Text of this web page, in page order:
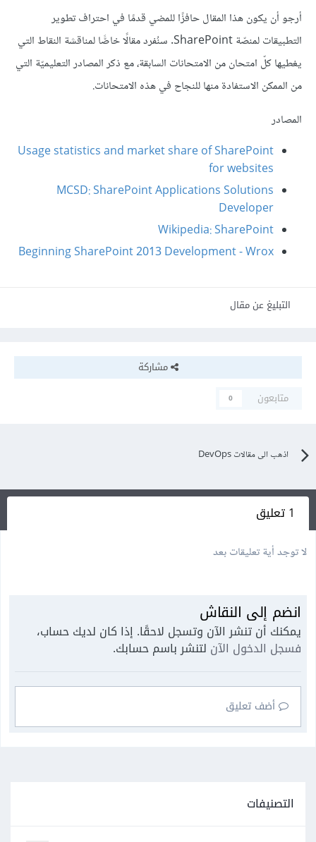
أرجو أن يكون هذا المقال حافزًا للمضي قدمًا في احتراف تطوير
التطبيقات لمنصّة SharePoint. سنُفرد مقالًا خاصًّا لمناقشة النقاط التي
يغطيها كلّ امتحان من الامتحانات السابقة، مع ذكر المصادر التعليميّة التي
من الممكن الاستفادة منها للنجاح في هذه الامتحانات.
المصادر
Usage statistics and market share of SharePoint
for websites
MCSD: SharePoint Applications Solutions
Developer
Wikipedia: SharePoint
Beginning SharePoint 2013 Development - Wrox
التبليغ عن مقال
مشاركة
متابعون
0
اذهب الى مقالات DevOps
1 تعليق
لا توجد أية تعليقات بعد
انضم إلى النقاش
يمكنك أن تنشر الآن وتسجل لاحقًا. إذا كان لديك حساب،
فسجل الدخول الآن لتنشر باسم حسابك.
أضف تعليق
التصنيفات